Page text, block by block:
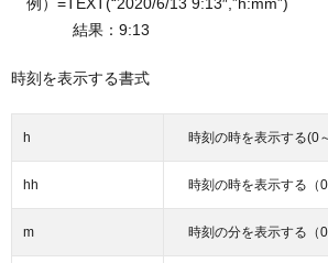
例）=TEXT(“2020/6/13 9:13″,”h:mm”)
結果：9:13
時刻を表示する書式
h 時刻の時を表示する(0
hh 時刻の時を表示する（
m 時刻の分を表示する（0